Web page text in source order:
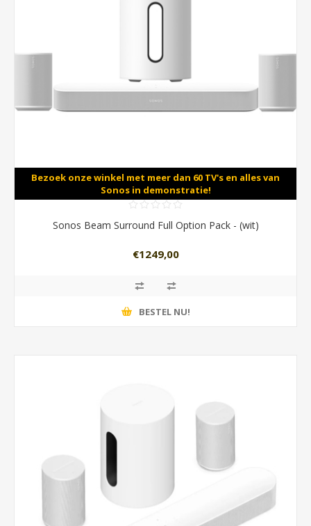
Bezoek onze winkel met meer dan 60 TV's en alles van
Sonos in demonstratie!
Sonos Beam Surround Full Option Pack - (wit)
€1249,00
BESTEL NU!